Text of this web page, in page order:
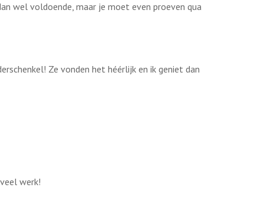
wel voldoende, maar je moet even proeven qua
Ze vonden het héérlijk en ik geniet dan
werk!